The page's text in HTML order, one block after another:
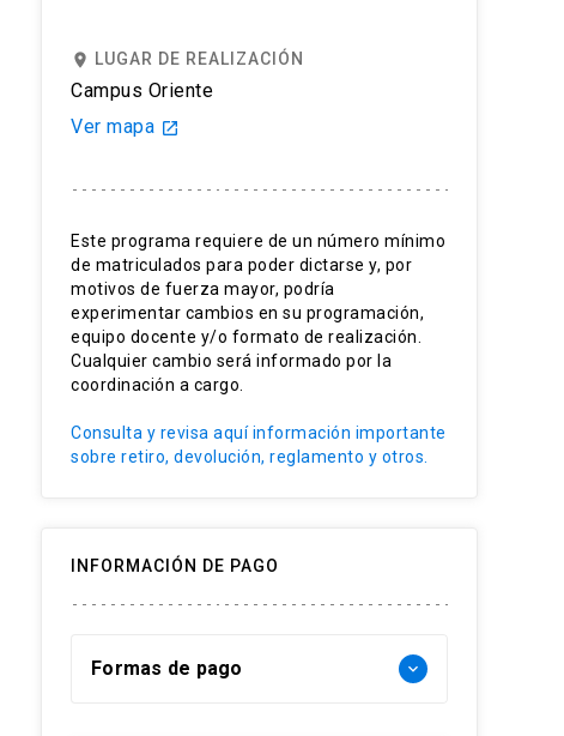
place LUGAR DE REALIZACIÓN
Campus Oriente
Ver mapa launch
Este programa requiere de un número mínimo
de matriculados para poder dictarse y, por
motivos de fuerza mayor, podría
experimentar cambios en su programación,
equipo docente y/o formato de realización.
Cualquier cambio será informado por la
coordinación a cargo.
Consulta y revisa aquí información importante
sobre retiro, devolución, reglamento y otros.
INFORMACIÓN DE PAGO
Formas de pago keyboard_arrow_down